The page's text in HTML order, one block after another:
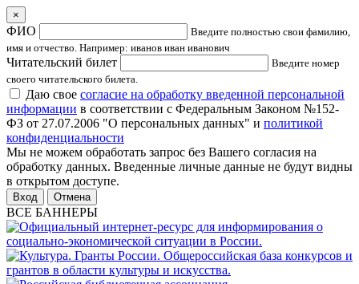
×
ФИО
Введите полностью свои фамилию,
имя и отчество. Например: иванов иван иванович
Читательский билет
Введите номер
своего читательского билета.
Даю свое согласие на обработку введенной персональной
информации в соответствии с Федеральным Законом №152-
ФЗ от 27.07.2006 "О персональных данных" и политикой
конфиденциальности
Мы не можем обработать запрос без Вашего согласия на
обработку данных. Введенные личные данные не будут видны
в открытом доступе.
Отмена
ВСЕ БАННЕРЫ